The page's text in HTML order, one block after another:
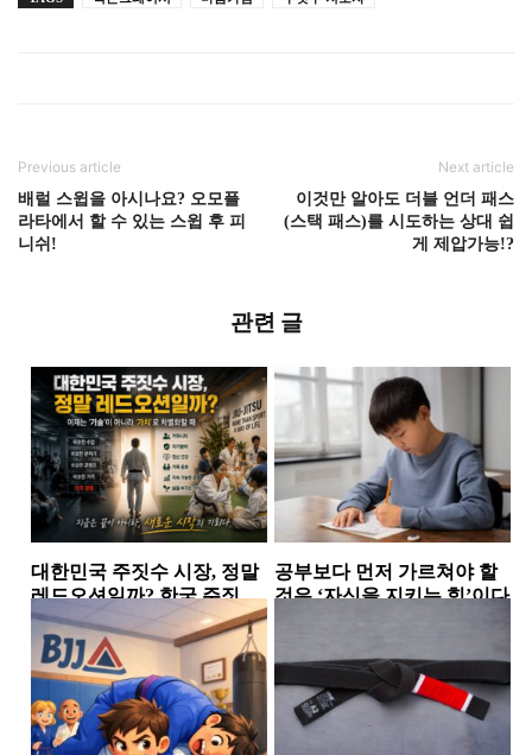
Previous article
배럴 스윕을 아시나요? 오모플
라타에서 할 수 있는 스윕 후 피
니쉬!
Next article
이것만 알아도 더블 언더 패스
(스택 패스)를 시도하는 상대 쉽
게 제압가능!?
관련 글
대한민국 주짓수 시장, 정말
레드오션일까? 한국 주짓수
시장에서 살아남는 체육관
들의 공통점
소식
공부보다 먼저 가르쳐야 할
것은 ‘자신을 지키는 힘’이다